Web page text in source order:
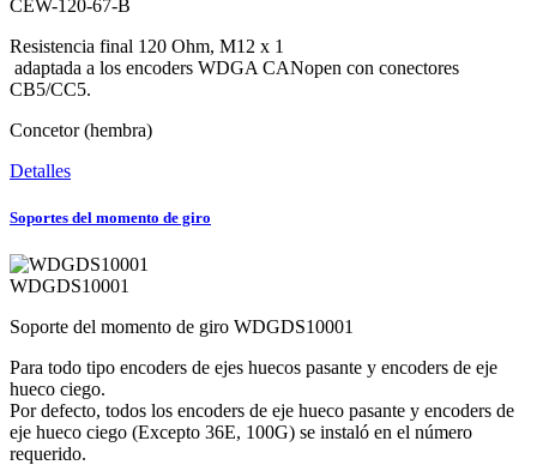
CEW-120-67-B
Resistencia final 120 Ohm, M12 x 1
adaptada a los encoders WDGA CANopen con conectores
CB5/CC5.
Concetor (hembra)
Detalles
Soportes del momento de giro
WDGDS10001
Soporte del momento de giro WDGDS10001
Para todo tipo encoders de ejes huecos pasante y encoders de eje
hueco ciego.
Por defecto, todos los encoders de eje hueco pasante y encoders de
eje hueco ciego (Excepto 36E, 100G) se instaló en el número
requerido.